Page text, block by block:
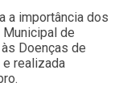
a importância dos
Municipal de
Doenças de
realizada